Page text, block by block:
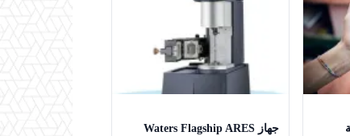
جهاز Waters Flagship ARES